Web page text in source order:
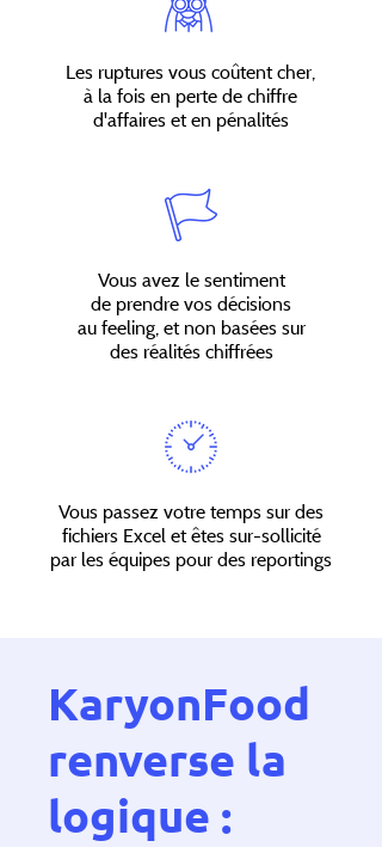
Les ruptures vous coûtent cher,
à la fois en perte de chiffre
d'affaires et en pénalités
Vous avez le sentiment
de prendre vos décisions
au feeling, et non basées sur
des réalités chiffrées
Vous passez votre temps sur des
fichiers Excel et êtes sur-sollicité
par les équipes pour des reportings
KaryonFood
renverse la
logique :